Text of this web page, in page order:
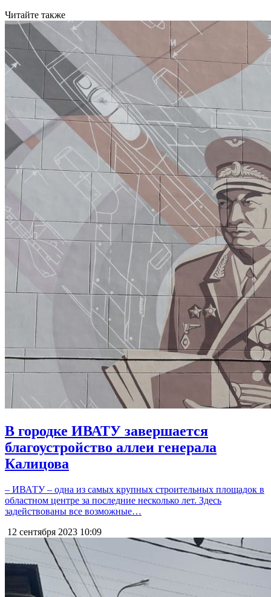
Читайте также
В городке ИВАТУ завершается
благоустройство аллеи генерала
Калицова
– ИВАТУ – одна из самых крупных строительных площадок в
областном центре за последние несколько лет. Здесь
задействованы все возможные…
12 сентября 2023 10:09